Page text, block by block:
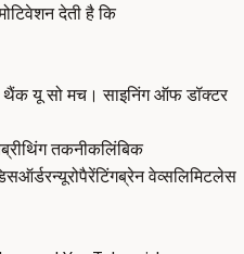
देती है कि
यू सो मच। साइनिंग ऑफ डॉक्टर
ब्रीथिंग तकनीकलिंबिक
न्यूरोपैरेंटिंगब्रेन वेव्सलिमिटलेस